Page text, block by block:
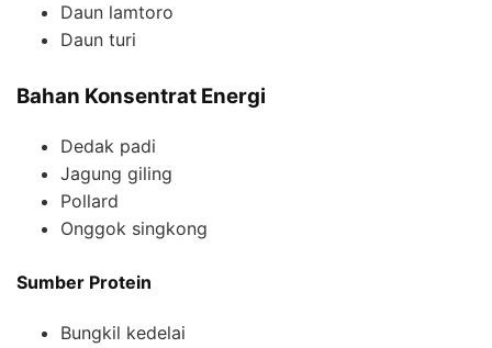
Daun lamtoro
Daun turi
Bahan Konsentrat Energi
Dedak padi
Jagung giling
Pollard
Onggok singkong
Sumber Protein
Bungkil kedelai